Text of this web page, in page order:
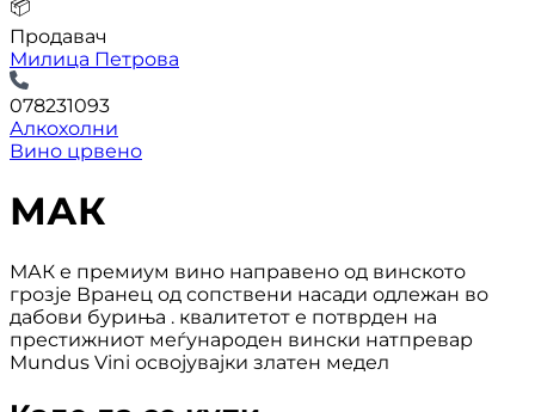
📦
Продавач
Милица Петрова
078231093
Алкохолни
Вино црвено
МАК
МАК е премиум вино направено од винското
грозје Вранец од сопствени насади одлежан во
дабови буриња . квалитетот е потврден на
престижниот меѓународен вински натпревар
Mundus Vini освојувајки златен медел